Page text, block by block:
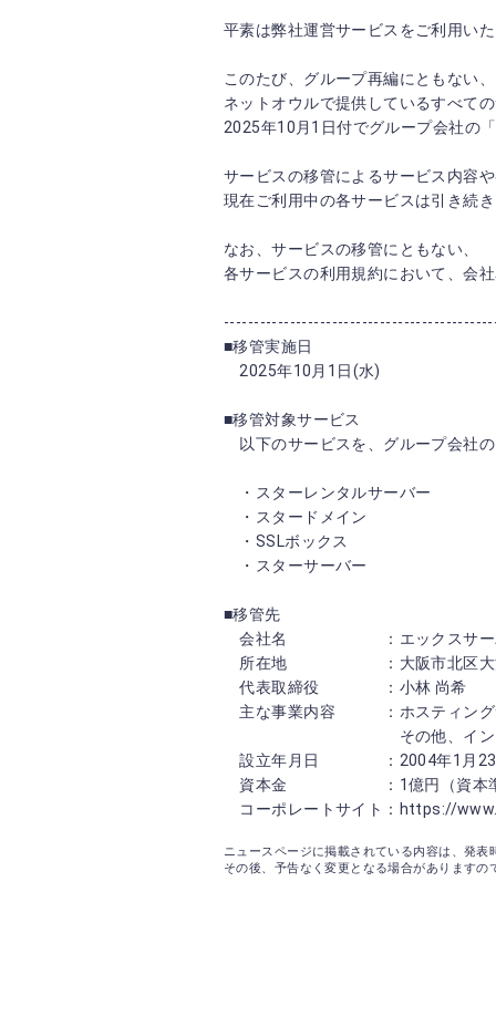
平素は弊社運営サービスをご利用い
このたび、グループ再編にともない、
ネットオウルで提供しているすべて
2025年10月1日付でグループ会社の
サービスの移管によるサービス内容
現在ご利用中の各サービスは引き続
なお、サービスの移管にともない、
各サービスの利用規約において、会
■移管実施日
2025年10月1日(水)
■移管対象サービス
以下のサービスを、グループ会社
・スターレンタルサーバー
・スタードメイン
・SSLボックス
・スターサーバー
■移管先
会社名 ：エックスサーバー
所在地 ：大阪市北区大深町
代表取締役 ：小林 尚希
主な事業内容 ：ホスティングサ
その他、インターネッ
設立年月日 ：2004年1月23
資本金 ：1億円（資本準
コーポレートサイト：https://
ニュースページに掲載されている内容は、発表
その後、予告なく変更となる場合があります